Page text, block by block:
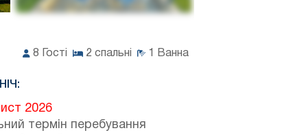
8 Гості 2 спальні 1 Ванна
2026
термін перебування